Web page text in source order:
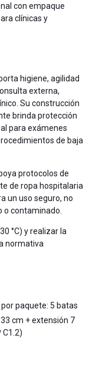
con empaque
clínicas y
higiene, agilidad
externa,
Su construcción
brinda protección
para exámenes
de baja
protocolos de
de ropa hospitalaria
un uso seguro, no
contaminado.
°C) y realizar la
normativa
paquete: 5 batas
cm + extensión 7
C1.2)